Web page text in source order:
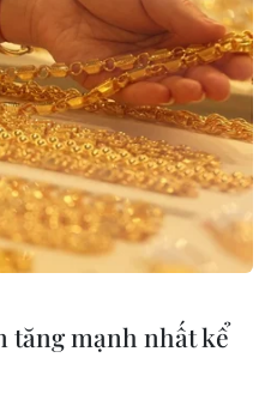
học sinh nghỉ học. (Ảnh:
bản lan truyền trên
sinh tỉnh Đắk Lắk
COVID-19, trao
và Đào tạo tỉnh Đắk
là giả mạo và đơn
quan chức năng
tăng mạnh nhất kể